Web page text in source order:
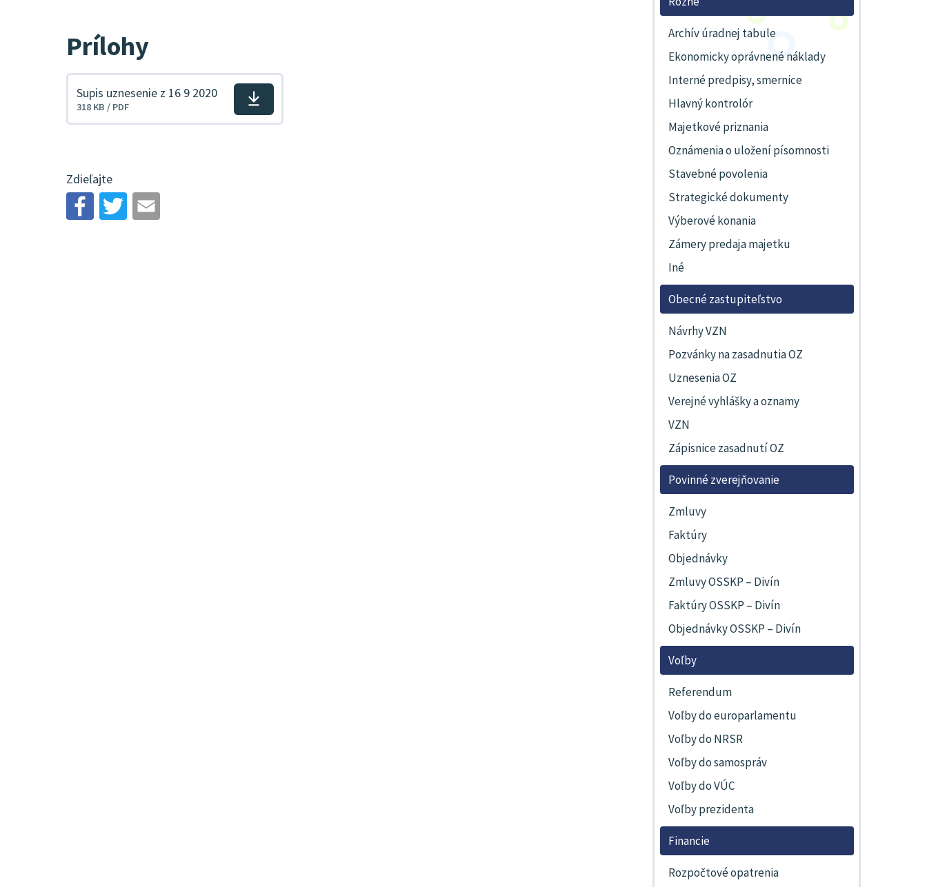
Prílohy
Stiahnuť
Supis uznesenie z 16 9 2020
318 KB / PDF
Zdieľajte
Archív úradnej tabule
Ekonomicky oprávnené náklady
Interné predpisy, smernice
Hlavný kontrolór
Majetkové priznania
Oznámenia o uložení písomnosti
Stavebné povolenia
Strategické dokumenty
Výberové konania
Zámery predaja majetku
Iné
Obecné zastupiteľstvo
Návrhy VZN
Pozvánky na zasadnutia OZ
Uznesenia OZ
Verejné vyhlášky a oznamy
VZN
Zápisnice zasadnutí OZ
Povinné zverejňovanie
Zmluvy
Faktúry
Objednávky
Zmluvy OSSKP – Divín
Faktúry OSSKP – Divín
Objednávky OSSKP – Divín
Voľby
Referendum
Voľby do europarlamentu
Voľby do NRSR
Voľby do samospráv
Voľby do VÚC
Voľby prezidenta
Financie
Rozpočtové opatrenia